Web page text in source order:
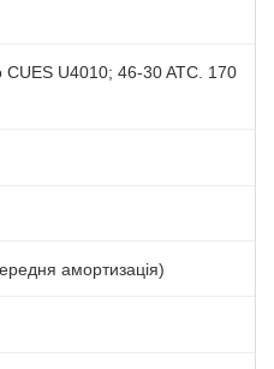
CUES U4010; 46-30 ATC. 170
амортизація)